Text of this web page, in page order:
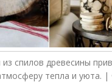
спилов древесины
тепла и уюта. |